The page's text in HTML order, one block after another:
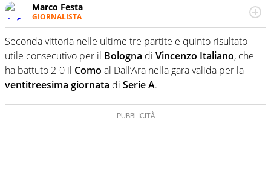
Marco Festa
GIORNALISTA
Frequentatore di stadi ed esperto di calcio, ama
agganciare e far domande a idoli e futuri campioni. Anzi,
spesso precorre gli addetti ai lavori e li scova prima di
loro
Seconda vittoria nelle ultime tre partite e quinto risultato
utile consecutivo per il Bologna di Vincenzo Italiano, che
ha battuto 2-0 il Como al Dall’Ara nella gara valida per la
ventitreesima giornata di Serie A.